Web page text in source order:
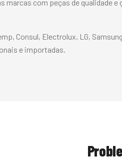
com peças de qualidade e
Consul, Electrolux, LG,
e importadas.